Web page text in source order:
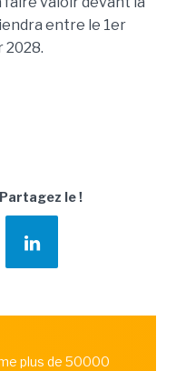
entre le 1er
2028.
Partagez le !
plus de 50000